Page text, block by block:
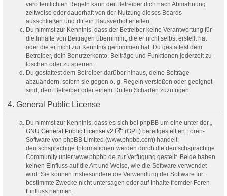
veröffentlichten Regeln kann der Betreiber dich nach Abmahnung
zeitweise oder dauerhaft von der Nutzung dieses Boards
ausschließen und dir ein Hausverbot erteilen.
Du nimmst zur Kenntnis, dass der Betreiber keine Verantwortung für
die Inhalte von Beiträgen übernimmt, die er nicht selbst erstellt hat
oder die er nicht zur Kenntnis genommen hat. Du gestattest dem
Betreiber, dein Benutzerkonto, Beiträge und Funktionen jederzeit zu
löschen oder zu sperren.
Du gestattest dem Betreiber darüber hinaus, deine Beiträge
abzuändern, sofern sie gegen o. g. Regeln verstoßen oder geeignet
sind, dem Betreiber oder einem Dritten Schaden zuzufügen.
4. General Public License
Du nimmst zur Kenntnis, dass es sich bei phpBB um eine unter der „
GNU General Public License v2
“ (GPL) bereitgestellten Foren-
Software von phpBB Limited (www.phpbb.com) handelt;
deutschsprachige Informationen werden durch die deutschsprachige
Community unter www.phpbb.de zur Verfügung gestellt. Beide haben
keinen Einfluss auf die Art und Weise, wie die Software verwendet
wird. Sie können insbesondere die Verwendung der Software für
bestimmte Zwecke nicht untersagen oder auf Inhalte fremder Foren
Einfluss nehmen.